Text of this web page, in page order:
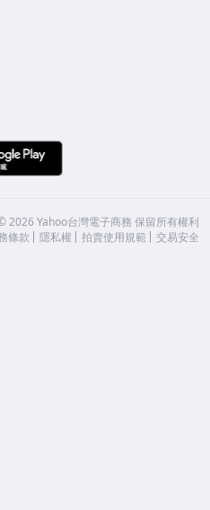
2026 Yahoo台灣電子商務 保留所有權利
條款
隱私權 拍賣使用規範 交易安全